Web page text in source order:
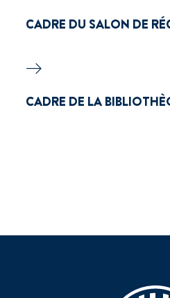
CADRE DU SALON DE
CADRE DE LA